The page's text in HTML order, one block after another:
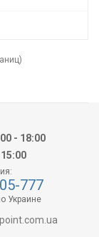
- 18:00
777
Украине